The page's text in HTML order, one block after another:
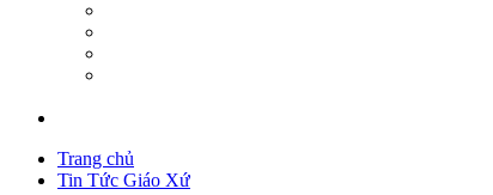
Trang chủ
Tin Tức Giáo Xứ